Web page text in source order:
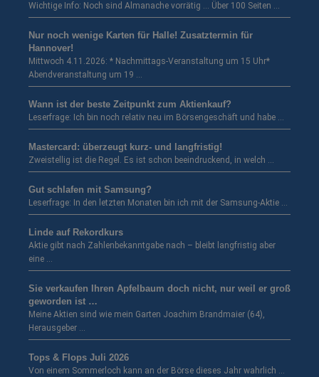
Wichtige Info: Noch sind Almanache vorrätig … Über 100 Seiten …
Nur noch wenige Karten für Halle! Zusatztermin für
Hannover!
Mittwoch 4.11.2026: * Nachmittags-Veranstaltung um 15 Uhr*
Abendveranstaltung um 19 …
Wann ist der beste Zeitpunkt zum Aktienkauf?
Leserfrage: Ich bin noch relativ neu im Börsengeschäft und habe …
Mastercard: überzeugt kurz- und langfristig!
Zweistellig ist die Regel. Es ist schon beeindruckend, in welch …
Gut schlafen mit Samsung?
Leserfrage: In den letzten Monaten bin ich mit der Samsung-Aktie …
Linde auf Rekordkurs
Aktie gibt nach Zahlenbekanntgabe nach – bleibt langfristig aber
eine …
Sie verkaufen Ihren Apfelbaum doch nicht, nur weil er groß
geworden ist …
Meine Aktien sind wie mein Garten Joachim Brandmaier (64),
Herausgeber …
Tops & Flops Juli 2026
Von einem Sommerloch kann an der Börse dieses Jahr wahrlich …